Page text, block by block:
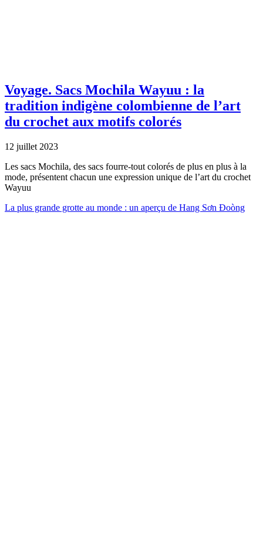
Voyage. Sacs Mochila Wayuu : la
tradition indigène colombienne de l’art
du crochet aux motifs colorés
12 juillet 2023
Les sacs Mochila, des sacs fourre-tout colorés de plus en plus à la
mode, présentent chacun une expression unique de l’art du crochet
Wayuu
La plus grande grotte au monde : un aperçu de Hang Sơn Đoòng